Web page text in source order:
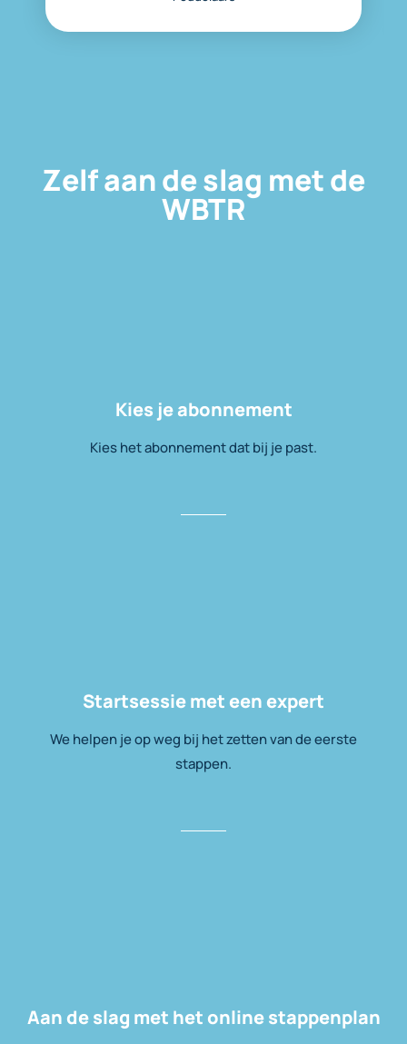
Zelf aan de slag met de
WBTR
Kies je abonnement
Kies het abonnement dat bij je past.
Startsessie met een expert
We helpen je op weg bij het zetten van de eerste
stappen.
Aan de slag met het online stappenplan